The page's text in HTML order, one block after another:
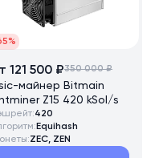
121 500 ₽350 000 ₽
майнер Bitmain
Z15 420 kSol/s
420
Equihash
ZEC, ZEN